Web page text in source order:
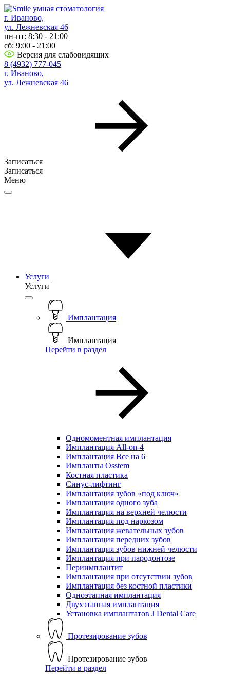
г. Иваново,
ул. Лежневская 46
пн-пт: 8:30 - 21:00
сб: 9:00 - 21:00
Версия для слабовидящих
8 (4932) 777-045
г. Иваново,
ул. Лежневская 46
Записаться
Записаться
Меню
Услуги
Услуги
Имплантация
Имплантация
Перейти в раздел
Одномоментная имплантация
Имплантация All-on-4
Имплантация Все на 6
Импланты Osstem
Костная пластика
Синус-лифтинг
Имплантация зубов «под ключ»
Имплантация одного зуба
Имплантация на верхней челюсти
Имплантация под наркозом
Имплантация жевательных зубов
Имплантация передних зубов
Имплантация зубов нижней челюсти
Имплантация при пародонтозе
Периимплантит
Имплантация при отсутствии зубов
Имплантация без костной пластики
Одноэтапная имплантация
Двухэтапная имплантация
Установка имплантатов J Dental Care
Протезирование зубов
Протезирование зубов
Перейти в раздел